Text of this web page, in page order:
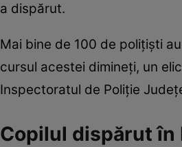
a dispărut.
Mai bine de 100 de polițiști
cursul acestei dimineți, un
Inspectoratul de Poliţie
Copilul dispărut în